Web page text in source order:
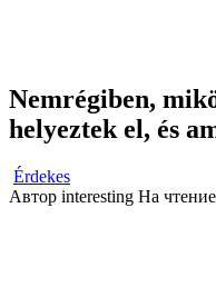
Nemrégiben,
helyeztek el, és
Érdekes
Автор interesting На чтение